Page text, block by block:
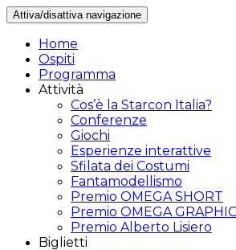
Attiva/disattiva navigazione
Home
Ospiti
Programma
Attività
Cos’è la Starcon Italia?
Conferenze
Giochi
Esperienze interattive
Sfilata dei Costumi
Fantamodellismo
Premio OMEGA SHORT
Premio OMEGA
Premio Alberto Lisiero
Biglietti